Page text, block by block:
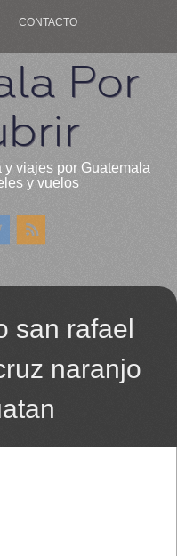
CONTACTO
Por
viajes por Guatemala
y vuelos
san rafael
naranjo